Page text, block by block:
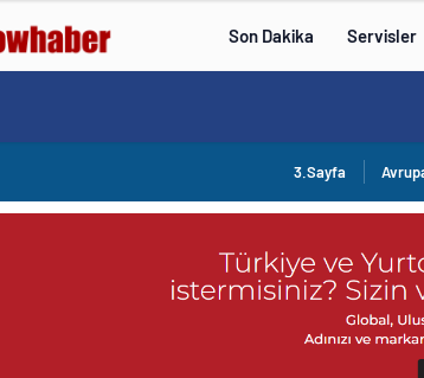
Son Dakika Servisler
3.Sayfa